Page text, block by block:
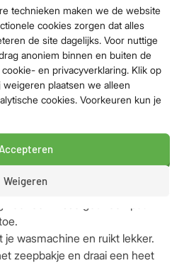
technieken maken we de website
cookies zorgen dat alles
de site dagelijks. Voor nuttige
anoniem binnen en buiten de
en privacyverklaring. Klik op
plaatsen we alleen
cookies. Voorkeuren kun je
Weigeren
we af ze te gebruiken voor
chemicaliën in deze tabletten
beschadigen. Gebruik deze
lege wasmachine.
die goed werken. Denk aan
soda.
azijn in het zeepbakje en draai
je wasmachine en ruikt lekker.
zeepbakje en draai een heet